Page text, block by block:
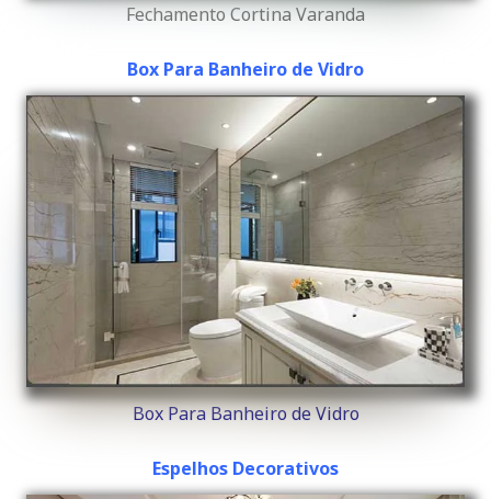
Fechamento Cortina Varanda
Box Para Banheiro de Vidro
Box Para Banheiro de Vidro
Espelhos Decorativos